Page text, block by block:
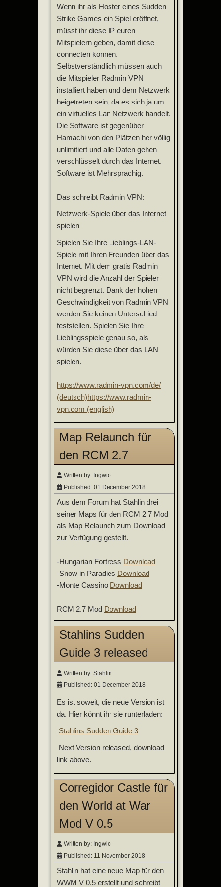
Wenn ihr als Hoster eines Sudden
Strike Games ein Spiel eröffnet,
müsst ihr diese IP euren
Mitspielern geben, damit diese
connecten können.
Selbstverständlich müssen auch
die Mitspieler Radmin VPN
installiert haben und dem Netzwerk
beigetreten sein, da es sich ja um
ein virtuelles Lan Netzwerk handelt.
Die Software ist gegenüber
Hamachi von den Plätzen her völlig
unlimitiert und alle Daten gehen
verschlüsselt durch das Internet.
Software ist Mehrsprachig.
Das schreibt Radmin VPN:
Netzwerk-Spiele über das Internet
spielen
Spielen Sie Ihre Lieblings-LAN-
Spiele mit Ihren Freunden über das
Internet. Mit dem gratis Radmin
VPN wird die Anzahl der Spieler
nicht begrenzt. Dank der hohen
Geschwindigkeit von Radmin VPN
werden Sie keinen Unterschied
feststellen. Spielen Sie Ihre
Lieblingsspiele genau so, als
würden Sie diese über das LAN
spielen.
https://www.radmin-vpn.com/de/
(deutsch)https://www.radmin-
vpn.com (english)
Map Relaunch für
den RCM 2.7
Written by: Ingwio
Published: 01 December 2018
Aus dem Forum hat Stahlin drei
seiner Maps für den RCM 2.7 Mod
als Map Relaunch zum Download
zur Verfügung gestellt.
-Hungarian Fortress Download
-Snow in Paradies Download
-Monte Cassino Download
RCM 2.7 Mod Download
Stahlins Sudden
Guide 3 released
Written by: Stahlin
Published: 01 December 2018
Es ist soweit, die neue Version ist
da. Hier könnt ihr sie runterladen:
Stahlins Sudden Guide 3
Next Version released, download
link above.
Corregidor Castle für
den World at War
Mod V 0.5
Written by: Ingwio
Published: 11 November 2018
Stahlin hat eine neue Map für den
WWM V 0.5 erstellt und schreibt